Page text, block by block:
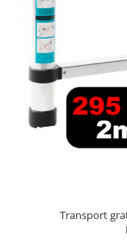
Accesorii Auto
Trimmere electrice
Bormasini cu
Mini drujbe cu
Lanterne
Accesorii motocoasa
Scule electrice si
Storcatoare
Blendere
Decoratiuni
Friteuze cu aer cald
Cutite bucatarie
Transport